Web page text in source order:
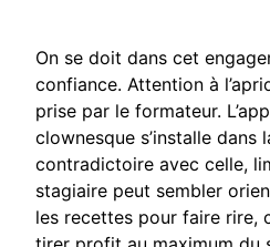
On se doit dans cet
confiance. Attention à
prise par le formateur.
clownesque s’installe dans
contradictoire avec celle,
stagiaire peut sembler
les recettes pour faire rire,